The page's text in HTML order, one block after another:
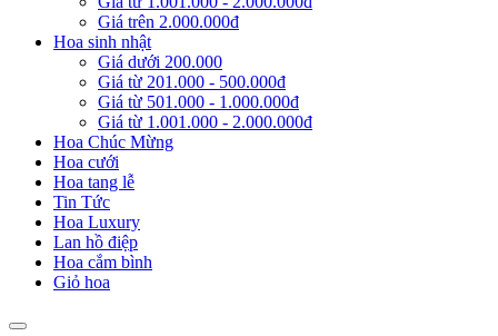
Giá trên 2.000.000đ
Hoa sinh nhật
Giá dưới 200.000
Giá từ 201.000 - 500.000đ
Giá từ 501.000 - 1.000.000đ
Giá từ 1.001.000 - 2.000.000đ
Hoa Chúc Mừng
Hoa cưới
Hoa tang lễ
Tin Tức
Hoa Luxury
Lan hồ điệp
Hoa cắm bình
Giỏ hoa